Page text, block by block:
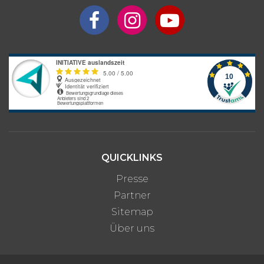
QUICKLINKS
Presse
Partner
Sitemap
Über uns